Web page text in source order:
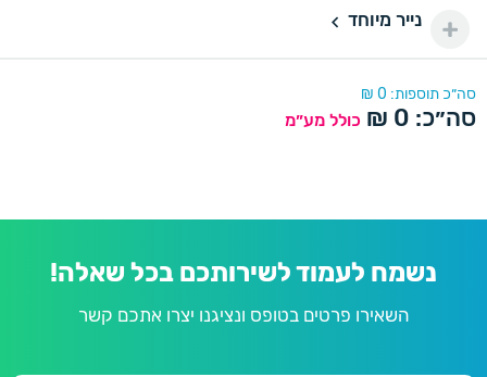
נייר מיוחדנייר מיוחד
סה״כ תוספות: 0
₪
סה״כ: 0
₪ כולל מע״מ
נשמח לעמוד לשירותכם בכל שאלה!
השאירו פרטים בטופס ונציגנו יצרו אתכם קשר